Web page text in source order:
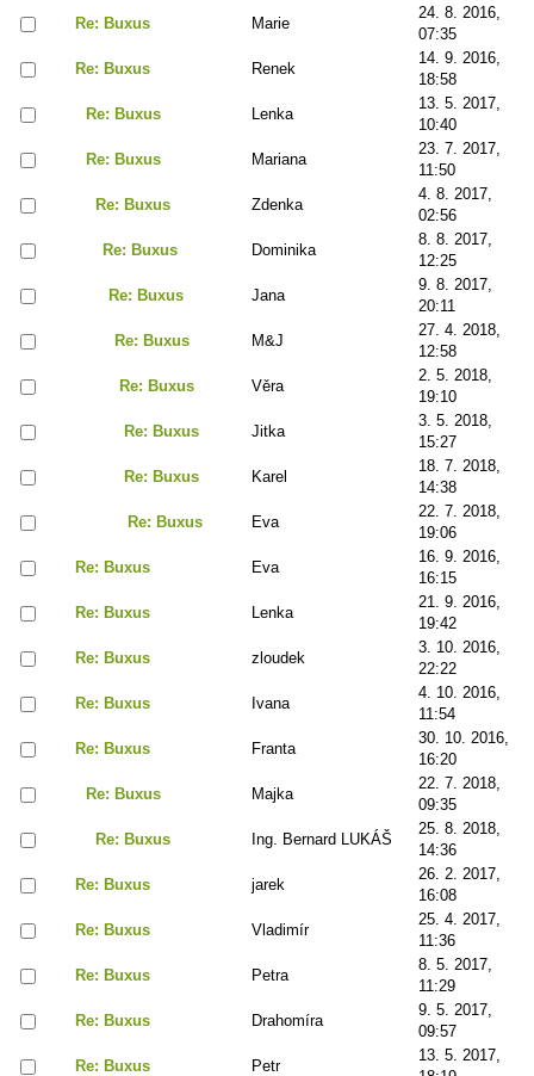
Re: Buxus
Marie
24. 8. 2016,
07:35
Re: Buxus
Renek
14. 9. 2016,
18:58
Re: Buxus
Lenka
13. 5. 2017,
10:40
Re: Buxus
Mariana
23. 7. 2017,
11:50
Re: Buxus
Zdenka
4. 8. 2017,
02:56
Re: Buxus
Dominika
8. 8. 2017,
12:25
Re: Buxus
Jana
9. 8. 2017,
20:11
Re: Buxus
M&J
27. 4. 2018,
12:58
Re: Buxus
Věra
2. 5. 2018,
19:10
Re: Buxus
Jitka
3. 5. 2018,
15:27
Re: Buxus
Karel
18. 7. 2018,
14:38
Re: Buxus
Eva
22. 7. 2018,
19:06
Re: Buxus
Eva
16. 9. 2016,
16:15
Re: Buxus
Lenka
21. 9. 2016,
19:42
Re: Buxus
zloudek
3. 10. 2016,
22:22
Re: Buxus
Ivana
4. 10. 2016,
11:54
Re: Buxus
Franta
30. 10. 2016,
16:20
Re: Buxus
Majka
22. 7. 2018,
09:35
Re: Buxus
Ing. Bernard LUKÁŠ
25. 8. 2018,
14:36
Re: Buxus
jarek
26. 2. 2017,
16:08
Re: Buxus
Vladimír
25. 4. 2017,
11:36
Re: Buxus
Petra
8. 5. 2017,
11:29
Re: Buxus
Drahomíra
9. 5. 2017,
09:57
Re: Buxus
Petr
13. 5. 2017,